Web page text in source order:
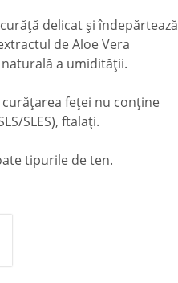
delicat şi îndepărtează
de Aloe Vera
a umidităţii.
feţei nu conţine
SLES), ftalaţi.
tipurile de ten.